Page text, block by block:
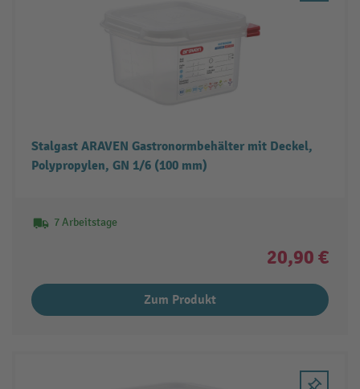
Stalgast ARAVEN Gastronormbehälter mit Deckel,
Polypropylen, GN 1/6 (100 mm)
7 Arbeitstage
20,90 €
Zum Produkt